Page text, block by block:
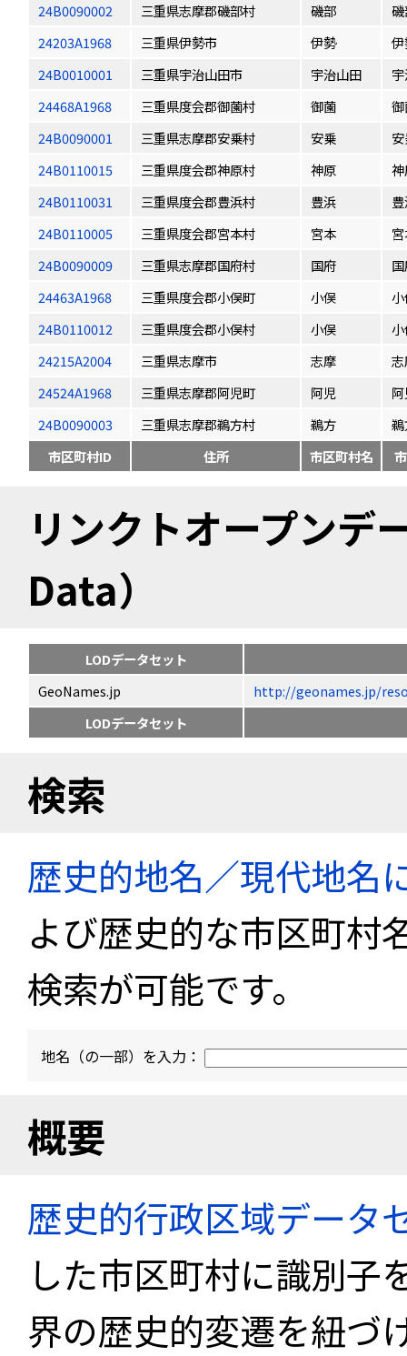
24B0090002
三重県志摩郡磯部村 磯部
24203A1968
三重県伊勢市 伊勢
24B0010001
三重県宇治山田市 宇治山田
24468A1968
三重県度会郡御薗村 御薗
24B0090001
三重県志摩郡安乗村 安乗
24B0110015
三重県度会郡神原村 神原
24B0110031
三重県度会郡豊浜村 豊浜
24B0110005
三重県度会郡宮本村 宮本
24B0090009
三重県志摩郡国府村 国府
24463A1968
三重県度会郡小俣町 小俣
24B0110012
三重県度会郡小俣村 小俣
24215A2004
三重県志摩市 志摩
24524A1968
三重県志摩郡阿児町 阿児
24B0090003
三重県志摩郡鵜方村 鵜方
市区町村ID
住所 市区町村名
リンクトオープン
Data）
LODデータセット
GeoNames.jp
http://geonames.jp/
LODデータセット
検索
歴史的地名／現代地名
よび歴史的な市区町村
検索が可能です。
地名（の一部）を入力：
概要
歴史的行政区域データ
した市区町村に識別子
界の歴史的変遷を紐づ